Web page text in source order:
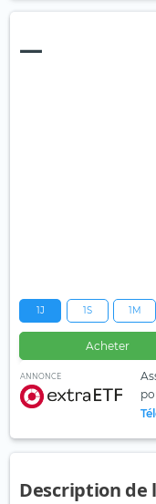
—
1J 1S 1M
Acheter
ANNONCE
Description de